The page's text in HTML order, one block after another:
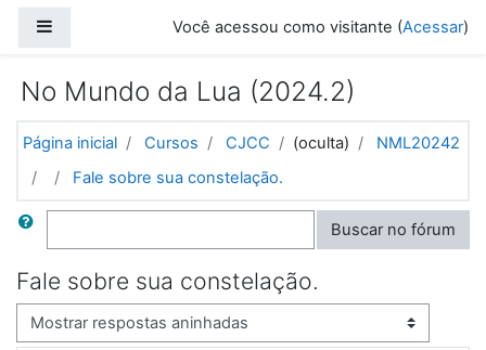
Você acessou como visitante (Acessar)
No Mundo da Lua (2024.2)
Página inicial Cursos CJCC (oculta)
NML20242
Fale sobre sua constelação.
Buscar Buscar no fórum
Fale sobre sua constelação.
Modo de visualização